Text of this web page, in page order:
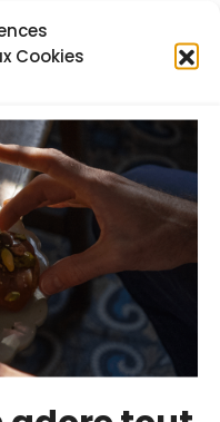
Cookies
cuire votre plat, et
toutes les
très vite faire brûler